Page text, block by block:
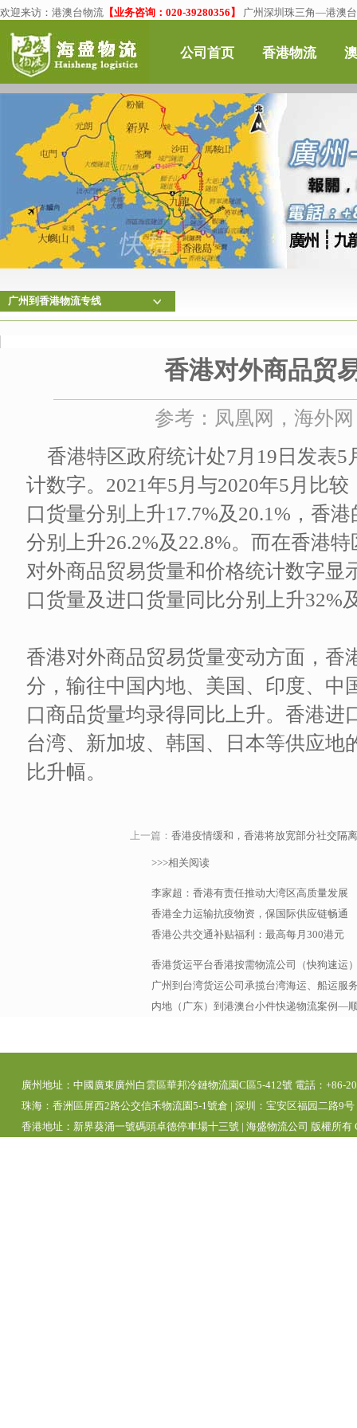
欢迎来访： 港澳台物流 【业务咨询：020-39280356】 广州深圳珠三角—港澳
公司首页 香港物流
广州到香港物流专线
香港对外商品贸
参考：凤凰网，海外
香港特区政府统计处7月19日发表
计数字。2021年5月与2020年5月比
口货量分别上升17.7%及20.1%，香
分别上升26.2%及22.8%。而在香港
对外商品贸易货量和价格统计数字显
口货量及进口货量同比分别上升32%
香港对外商品贸易货量变动方面，香
分，输往中国内地、美国、印度、中
口商品货量均录得同比上升。香港进
台湾、新加坡、韩国、日本等供应地
比升幅。
上一篇：香港疫情缓和，香港将放宽部分社交隔
>>>相关阅读
李家超：香港有责任推动大湾区高质量发展
香港全力运输抗疫物资，保国际供应链畅通
香港公共交通补贴福利：最高每月300港元
香港货运平台香港按需物流公司（快狗速运
广州到台湾货运公司承揽台湾海运、船运服
内地（广东）到港澳台小件快递物流案例—
廣州地址：中國廣東廣州白雲區華邦冷鏈物流園C區5-412號 電話：+86-
珠海：香洲區屏西2路公交信禾物流園5-1號倉 | 深圳：宝安区福园二路9
香港地址：新界葵涌一號碼頭卓德停車場十三號 | 海盛物流公司 版權所有